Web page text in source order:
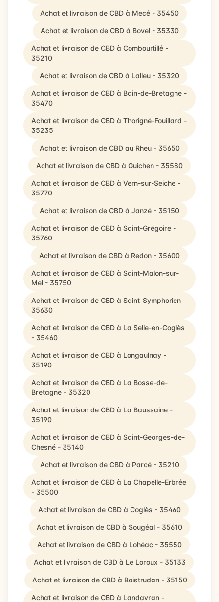
Achat et livraison de CBD à Mecé - 35450
Achat et livraison de CBD à Bovel - 35330
Achat et livraison de CBD à Combourtillé -
35210
Achat et livraison de CBD à Lalleu - 35320
Achat et livraison de CBD à Bain-de-Bretagne -
35470
Achat et livraison de CBD à Thorigné-Fouillard -
35235
Achat et livraison de CBD au Rheu - 35650
Achat et livraison de CBD à Guichen - 35580
Achat et livraison de CBD à Vern-sur-Seiche -
35770
Achat et livraison de CBD à Janzé - 35150
Achat et livraison de CBD à Saint-Grégoire -
35760
Achat et livraison de CBD à Redon - 35600
Achat et livraison de CBD à Saint-Malon-sur-
Mel - 35750
Achat et livraison de CBD à Saint-Symphorien -
35630
Achat et livraison de CBD à La Selle-en-Coglès
- 35460
Achat et livraison de CBD à Longaulnay -
35190
Achat et livraison de CBD à La Bosse-de-
Bretagne - 35320
Achat et livraison de CBD à La Baussaine -
35190
Achat et livraison de CBD à Saint-Georges-de-
Chesné - 35140
Achat et livraison de CBD à Parcé - 35210
Achat et livraison de CBD à La Chapelle-Erbrée
- 35500
Achat et livraison de CBD à Coglès - 35460
Achat et livraison de CBD à Sougéal - 35610
Achat et livraison de CBD à Lohéac - 35550
Achat et livraison de CBD à Le Loroux - 35133
Achat et livraison de CBD à Boistrudan - 35150
Achat et livraison de CBD à Landavran -